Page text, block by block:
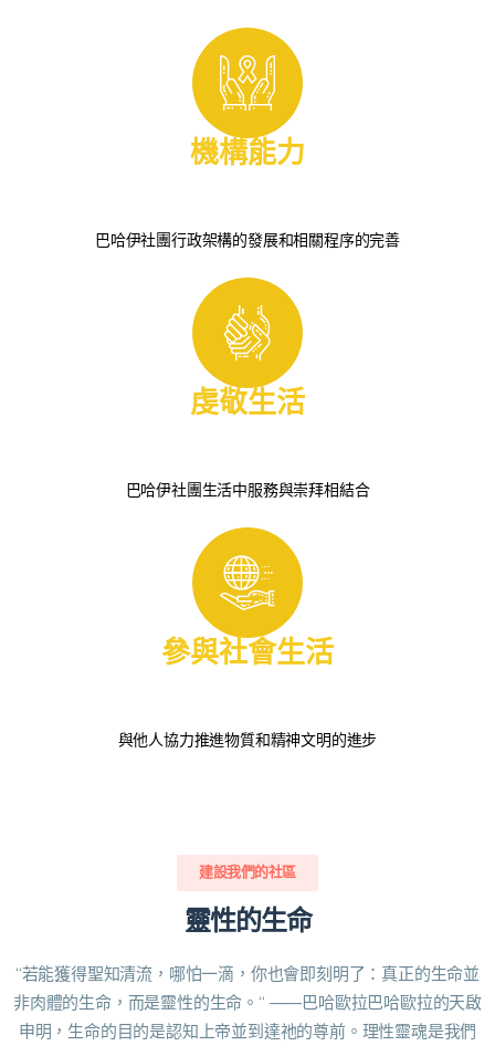
機構能力
巴哈伊社團行政架構的發展和相關程序的完善
虔敬生活
巴哈伊社團生活中服務與崇拜相結合
參與社會生活
與他人協力推進物質和精神文明的進步
建設我們的社區
靈性的生命​
“若能獲得聖知清流，哪怕一滴，你也會即刻明了：真正的生命並
非肉體的生命，而是靈性的生命。“ ——巴哈歐拉巴哈歐拉的天啟
申明，生命的目的是認知上帝並到達祂的尊前。理性靈魂是我們